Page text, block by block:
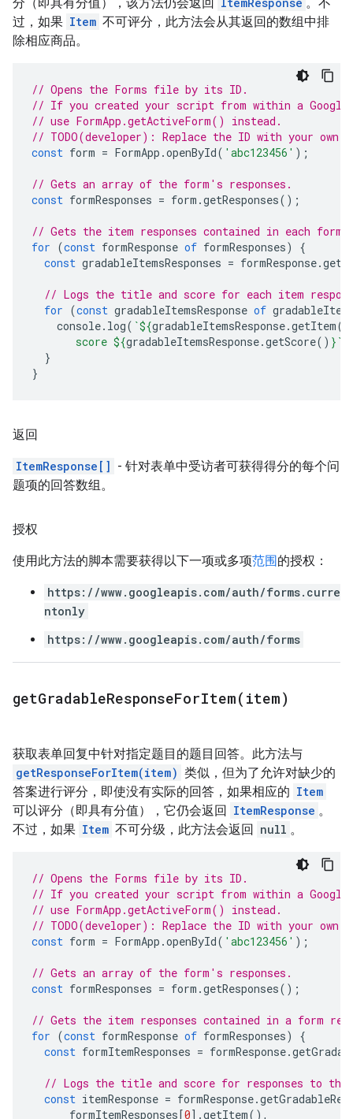
过，如果 Item 不可评分，此方法会从其返回的数组中排
除相应商品。
// Opens the Forms file by its ID.
// If you created your script from within a Google
// use FormApp.getActiveForm() instead.
// TODO(developer): Replace the ID with your own.
const form = FormApp .openById( 'abc123456' );
// Gets an array of the form's responses.
const formResponses = form .getResponses();
// Gets the item responses contained in each form
for (const formResponse of formResponses)
{
const gradableItemsResponses = formResponse.
// Logs the title and score for each item
for (const gradableItemsResponse of
console. log( `${gradableItemsResponse.getItem
       score
${gradableItemsResponse.getScore() } `
}
}
返回
ItemResponse[] - 针对表单中受访者可获得得分的每个问
题项的回答数组。
授权
使用此方法的脚本需要获得以下一项或多项范围的授权：
https://www.googleapis.com/auth/forms.curre
ntonly
https://www.googleapis.com/auth/forms
getGradableResponseForItem( item)
获取表单回复中针对指定题目的题目回答。此方法与
getResponseForItem(item) 类似，但为了允许对缺少的
答案进行评分，即使没有实际的回答，如果相应的 Item
可以评分（即具有分值），它仍会返回 ItemResponse 。
不过，如果 Item 不可分级，此方法会返回 null 。
// Opens the Forms file by its ID.
// If you created your script from within a Google
// use FormApp.getActiveForm() instead.
// TODO(developer): Replace the ID with your own.
const form = FormApp .openById( 'abc123456' );
// Gets an array of the form's responses.
const formResponses = form .getResponses();
// Gets the item responses contained in a form
for (const formResponse of formResponses)
{
const formItemResponses = formResponse.
// Logs the title and score for responses to
const itemResponse = formResponse.
formItemResponses[0].getItem(),